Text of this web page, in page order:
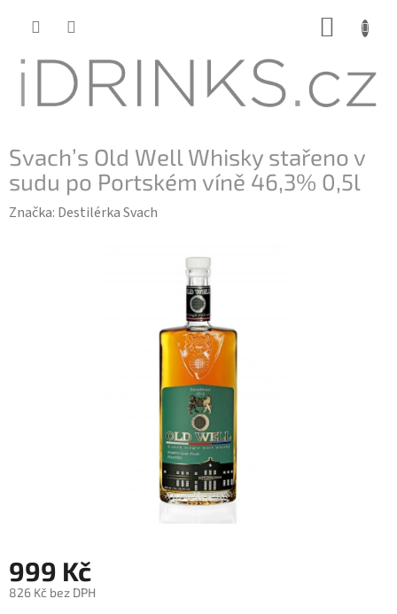
Svach’s Old Well Whisky stařeno v
sudu po Portském víně 46,3% 0,5l
Značka: Destilérka Svach
999 Kč
826 Kč bez DPH